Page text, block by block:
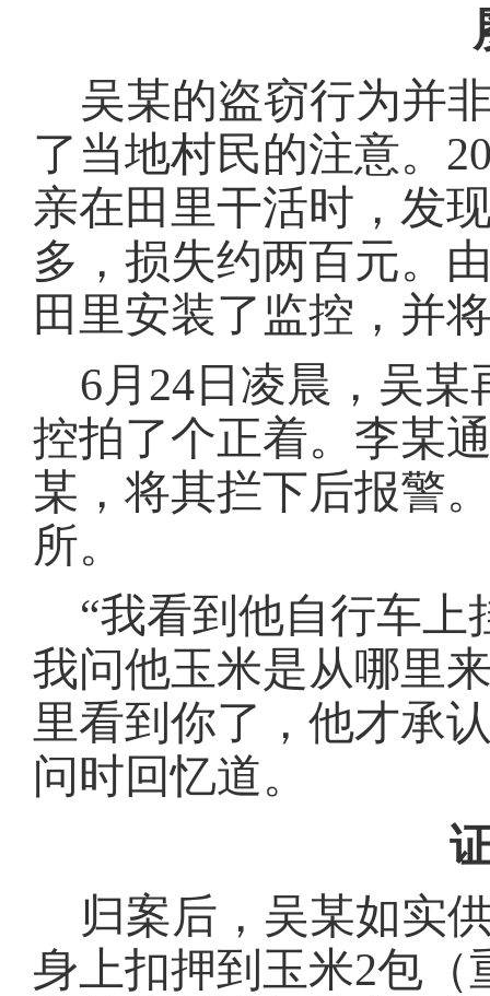
吴某的盗窃行为并
了当地村民的注意。
亲在田里干活时，发
多，损失约两百元。
田里安装了监控，并
6月24日凌晨， 吴某
控拍了个正着。 李某
某， 将其拦下后报警
所。
“我看到他自行车
我问他玉米是从哪里
里看到你了，他才承
问时回忆道。
归案后， 吴某如实
身上扣押到玉米2包（